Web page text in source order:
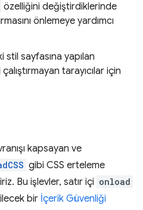
özelliğini değiştirdiklerinde
önlemeye yardımcı
stil sayfasına yapılan
tarayıcılar için
kapsayan ve
gibi CSS erteleme
Bu işlevler, satır içi onload
bir İçerik Güvenliği